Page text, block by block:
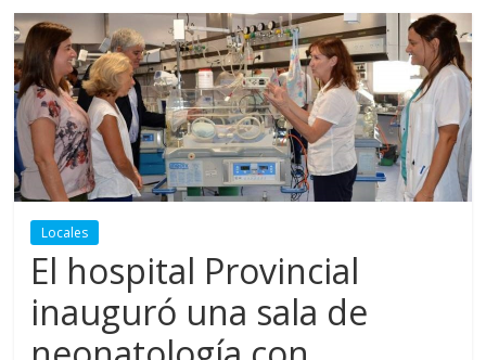
Locales
El hospital Provincial
inauguró una sala de